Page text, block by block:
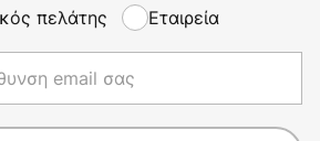
πελάτης Εταιρεία